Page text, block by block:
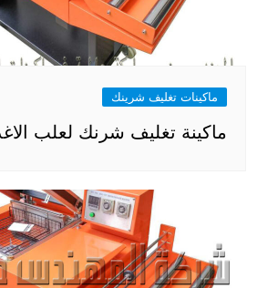
ماكينات تغليف شرينك
ماكينة تغليف شرنك لعلب